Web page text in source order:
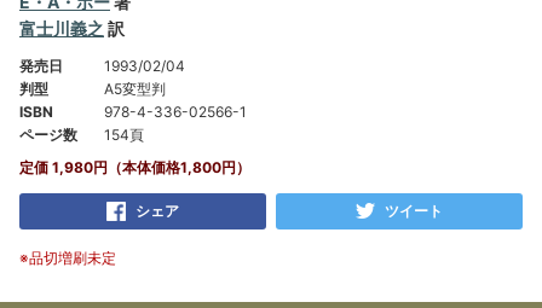
富士川義之 訳
発売日
1993/02/04
判型
A5変型判
ISBN
978-4-336-02566-1
ページ数
154頁
定価 1,980円（本体価格1,800円）
シェア ツイート
※品切増刷未定